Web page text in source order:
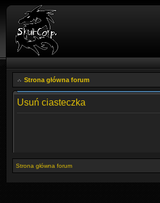
Strona główna forum
Usuń ciasteczka
Strona główna forum